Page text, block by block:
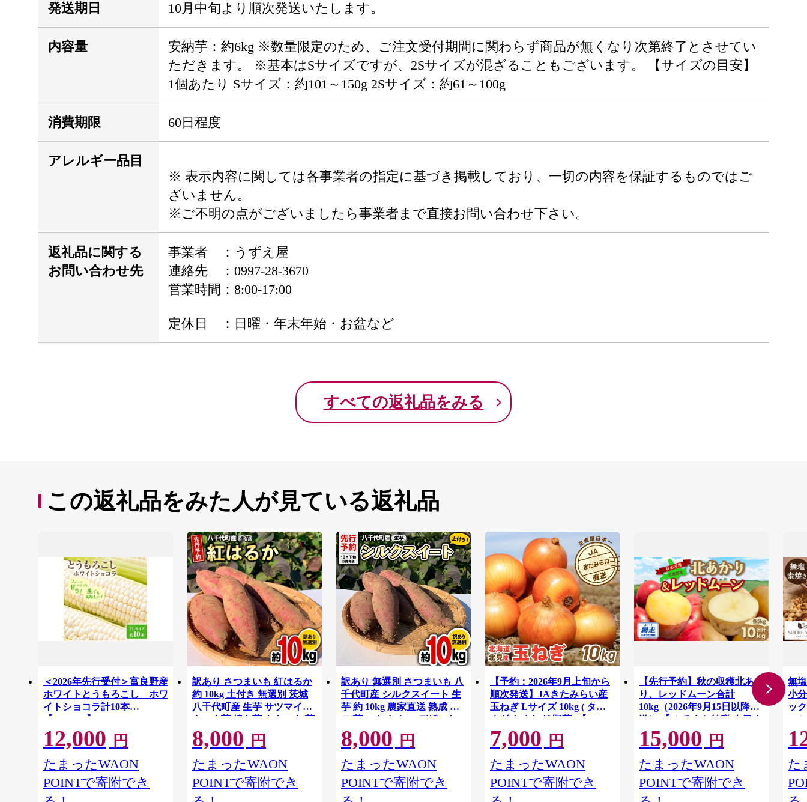
発送期日 10月中旬より順次発送いたします。
内容量
安納芋：約6kg ※数量限定のため、ご注文受付期間に関わらず商品が無くなり次第終了とさせてい
ただきます。 ※基本はSサイズですが、2Sサイズが混ざることもございます。 【サイズの目安】
1個あたり Sサイズ：約101～150g 2Sサイズ：約61～100g
消費期限 60日程度
アレルギー品目
※ 表示内容に関しては各事業者の指定に基づき掲載しており、一切の内容を保証するものではご
ざいません。
※ご不明の点がございましたら事業者まで直接お問い合わせ下さい。
返礼品に関する
お問い合わせ先
事業者 ：うずえ屋
連絡先 ：0997-28-3670
営業時間：8:00-17:00
定休日 ：日曜・年末年始・お盆など
すべての返礼品をみる
この返礼品をみた人が見ている返礼品
＜2026年先行受付＞富良野産
ホワイトとうもろこし ホワ
イトショコラ計10本
【1678459】
12,000 円
たまったWAON
POINTで寄附でき
訳あり さつまいも 紅はるか
約 10kg 土付き 無選別 茨城
八千代町産 生芋 サツマイモ
さつま芋 焼き芋 やきいも 芋
イモ 野菜 不揃い 規格外 長期
熟成 おやつ デザート 秋 旬
農家直送 【 先行予約 2026年
10月下旬以降発送 】
[AX010ya]
8,000 円
たまったWAON
POINTで寄附でき
訳あり 無選別 さつまいも 八
千代町産 シルクスイート 生
芋 約 10kg 農家直送 熟成 イ
モ 芋 いも おやつ デザート
秋 【 先行予約 2026年10月下
旬以降発送 】[AX035ya]
8,000 円
たまったWAON
POINTで寄附でき
【予約：2026年9月上旬から
順次発送】JAきたみらい産
玉ねぎ Lサイズ 10kg ( タマ
ネギ たまねぎ 野菜 )【210-
0003-2026】
7,000 円
たまったWAON
POINTで寄附でき
【先行予約】秋の収穫北あか
り、レッドムーン合計
10kg（2026年9月15日以降発
送） 【 ふるさと納税 人気 お
すすめ ランキング じゃがい
も ジャガイモ 芋 いも イモ
男爵 男爵いも たまねぎ 玉ね
ぎ 玉葱 かぼちゃ 南瓜 野菜
セット 詰め合わせ 詰合せ 北
海道 網走市 送料無料 】
15,000 円
たまったWAON
POINTで寄附でき
無
小
ッ
ッ
富
容
高
た